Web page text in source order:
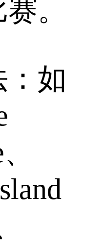
。
如